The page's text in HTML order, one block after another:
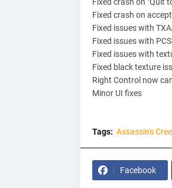
Fixed crash on
Fixed issues with
Fixed issues with
Fixed issues with
Fixed black texture
Right Control now
Minor UI fixes
Tags: Assassin's
Facebook